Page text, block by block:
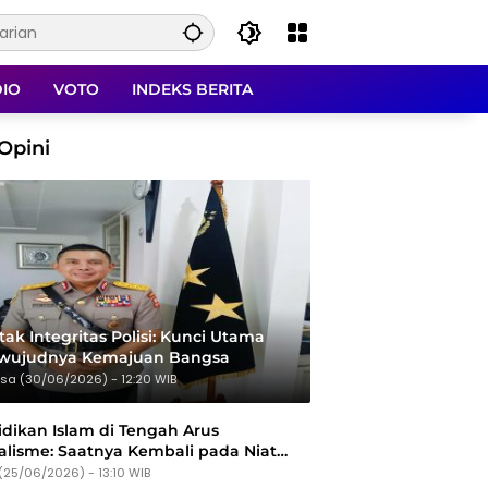
VOTO INDEKS BERITA
Integritas Polisi: Kunci Utama
Kemajuan Bangsa
(30/06/2026) - 12:20 WIB
Islam di Tengah Arus
Saatnya Kembali pada Niat
06/2026) - 13:10 WIB